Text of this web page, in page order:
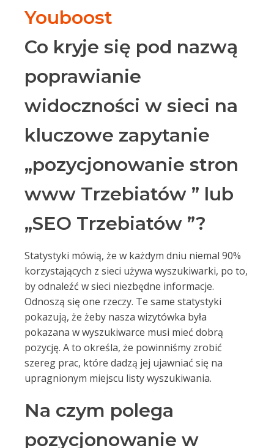
Youboost
Co kryje się pod nazwą
poprawianie
widoczności w sieci na
kluczowe zapytanie
„pozycjonowanie stron
www Trzebiatów ” lub
„SEO Trzebiatów ”?
Statystyki mówią, że w każdym dniu niemal 90%
korzystających z sieci używa wyszukiwarki, po to,
by odnaleźć w sieci niezbędne informacje.
Odnoszą się one rzeczy. Te same statystyki
pokazują, że żeby nasza wizytówka była
pokazana w wyszukiwarce musi mieć dobrą
pozycję. A to określa, że powinniśmy zrobić
szereg prac, które dadzą jej ujawniać się na
upragnionym miejscu listy wyszukiwania.
Na czym polega
pozycjonowanie w